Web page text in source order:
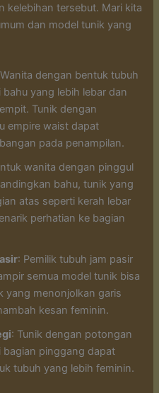
kelebihan tersebut. Mari kita
dan model tunik yang
dengan bentuk tubuh
yang lebih lebar dan
Tunik dengan
empire waist dapat
pada penampilan.
wanita dengan pinggul
bahu, tunik yang
atas seperti kerah lebar
perhatian ke bagian
: Pemilik tubuh jam pasir
semua model tunik bisa
yang menonjolkan garis
kesan feminin.
: Tunik dengan potongan
bagian pinggang dapat
tubuh yang lebih feminin.